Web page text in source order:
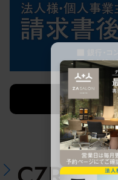
法人
ご希望